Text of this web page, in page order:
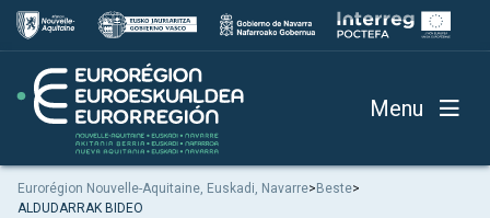
Menu
Eurorégion Nouvelle-Aquitaine, Euskadi, Navarre> Beste>
ALDUDARRAK BIDEO